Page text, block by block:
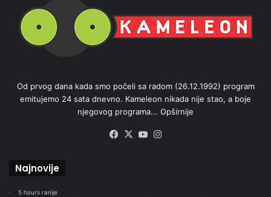
Od prvog dana kada smo počeli sa radom (26.12.1992) program
emitujemo 24 sata dnevno. Kameleon nikada nije stao, a boje
njegovog programa... Opširnije
Facebook
X YouTube
Najnovije
5 hours ranije